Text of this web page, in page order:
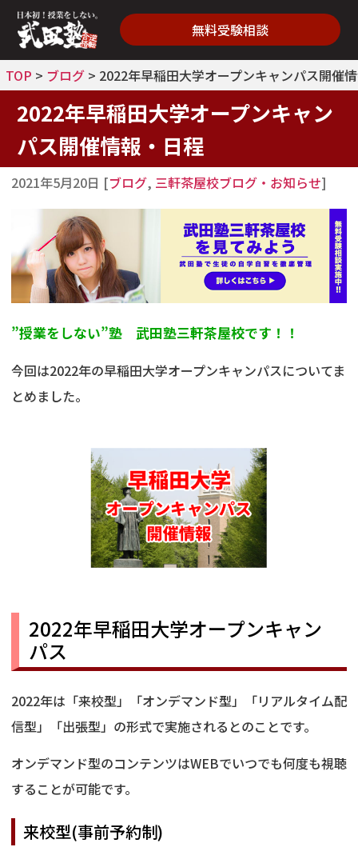
無料受験相談
TOP > ブログ > 2022年早稲田大学オープンキャンパス開催
2022年早稲田大学オープンキャン
パス開催情報・日程
2021年5月20日 [ブログ, 三軒茶屋校ブログ・お知らせ]
”授業をしない”塾 武田塾三軒茶屋校です！！
今回は2022年の早稲田大学オープンキャンパスについてま
とめました。
2022年早稲田大学オープンキャン
パス
2022年は「来校型」「オンデマンド型」「リアルタイム配
信型」「出張型」の形式で実施されるとのことです。
オンデマンド型のコンテンツはWEBでいつでも何度も視聴
することが可能です。
来校型(事前予約制)